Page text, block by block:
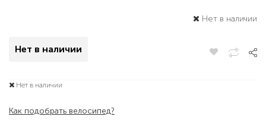
Нет в наличии
Нет в наличии
Нет в наличии
Как подобрать велосипед?